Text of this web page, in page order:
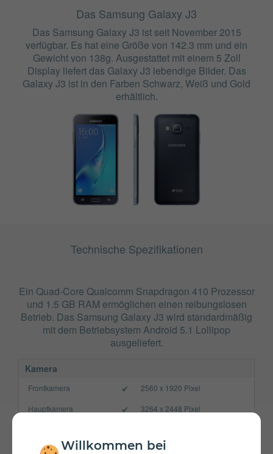
Willkommen bei
Das Samsung Galaxy J3
Das Samsung Galaxy J3 ist seit November 2015
verfügbar. Es hat eine Größe von 142.3 mm und ein
Gewicht von 138g. Ausgestattet mit einem 5 Zoll
Display liefert das Galaxy J3 lebendige Bilder. Das
Galaxy J3 ist in den Farben Schwarz, Weiß und Gold
erhältlich.
Technische Spezifikationen
Ein Quad-Core Qualcomm Snapdragon 410 Prozessor
und 1.5 GB RAM ermöglichen einen reibungslosen
Betrieb. Das Samsung Galaxy J3 wird standardmäßig
mit dem Betriebsystem Android 5.1 Lollipop
ausgeliefert.
Kamera
Frontkamera
2560 x 1920 Pixel
Hauptkamera
3264 x 2448 Pixel
Bluetooth